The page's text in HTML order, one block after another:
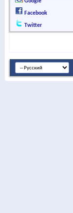
Facebook
Twitter